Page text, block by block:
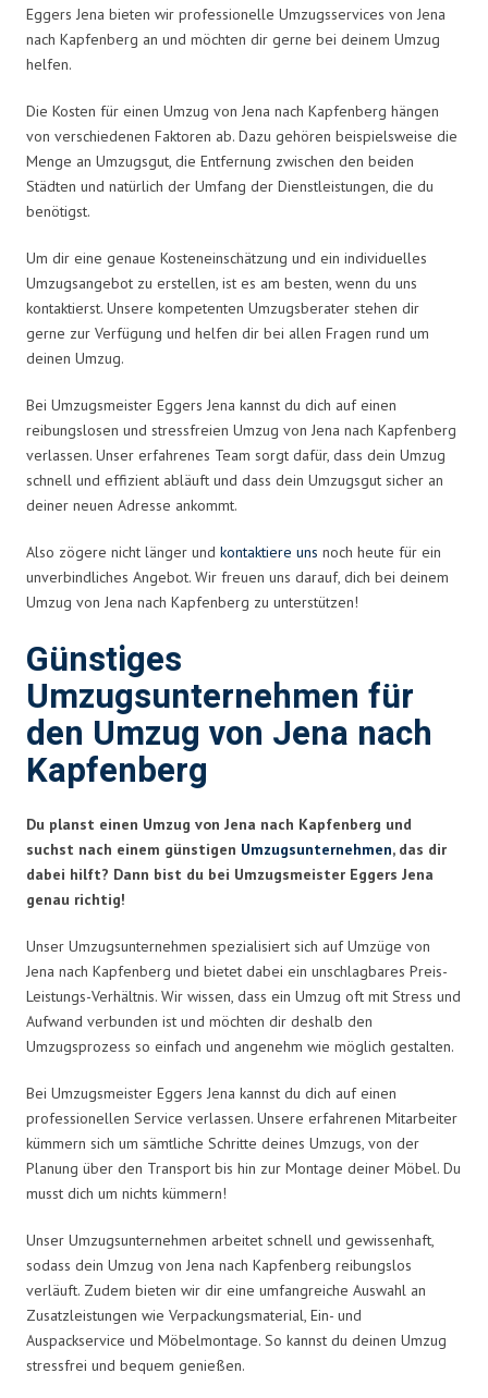
Eggers Jena bieten wir professionelle Umzugsservices von Jena
nach Kapfenberg an und möchten dir gerne bei deinem Umzug
helfen.
Die Kosten für einen Umzug von Jena nach Kapfenberg hängen
von verschiedenen Faktoren ab. Dazu gehören beispielsweise die
Menge an Umzugsgut, die Entfernung zwischen den beiden
Städten und natürlich der Umfang der Dienstleistungen, die du
benötigst.
Um dir eine genaue Kosteneinschätzung und ein individuelles
Umzugsangebot zu erstellen, ist es am besten, wenn du uns
kontaktierst. Unsere kompetenten Umzugsberater stehen dir
gerne zur Verfügung und helfen dir bei allen Fragen rund um
deinen Umzug.
Bei Umzugsmeister Eggers Jena kannst du dich auf einen
reibungslosen und stressfreien Umzug von Jena nach Kapfenberg
verlassen. Unser erfahrenes Team sorgt dafür, dass dein Umzug
schnell und effizient abläuft und dass dein Umzugsgut sicher an
deiner neuen Adresse ankommt.
Also zögere nicht länger und kontaktiere uns noch heute für ein
unverbindliches Angebot. Wir freuen uns darauf, dich bei deinem
Umzug von Jena nach Kapfenberg zu unterstützen!
Günstiges
Umzugsunternehmen für
den Umzug von Jena nach
Kapfenberg
Du planst einen Umzug von Jena nach Kapfenberg und
suchst nach einem günstigen Umzugsunternehmen, das dir
dabei hilft? Dann bist du bei Umzugsmeister Eggers Jena
genau richtig!
Unser Umzugsunternehmen spezialisiert sich auf Umzüge von
Jena nach Kapfenberg und bietet dabei ein unschlagbares Preis-
Leistungs-Verhältnis. Wir wissen, dass ein Umzug oft mit Stress und
Aufwand verbunden ist und möchten dir deshalb den
Umzugsprozess so einfach und angenehm wie möglich gestalten.
Bei Umzugsmeister Eggers Jena kannst du dich auf einen
professionellen Service verlassen. Unsere erfahrenen Mitarbeiter
kümmern sich um sämtliche Schritte deines Umzugs, von der
Planung über den Transport bis hin zur Montage deiner Möbel. Du
musst dich um nichts kümmern!
Unser Umzugsunternehmen arbeitet schnell und gewissenhaft,
sodass dein Umzug von Jena nach Kapfenberg reibungslos
verläuft. Zudem bieten wir dir eine umfangreiche Auswahl an
Zusatzleistungen wie Verpackungsmaterial, Ein- und
Auspackservice und Möbelmontage. So kannst du deinen Umzug
stressfrei und bequem genießen.